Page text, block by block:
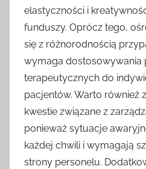
elastyczności i
funduszy. Oprócz tego,
się z różnorodnością
wymaga dostosowywania
terapeutycznych do
pacjentów. Warto również
kwestie związane z
ponieważ sytuacje
każdej chwili i wymagają
strony personelu.